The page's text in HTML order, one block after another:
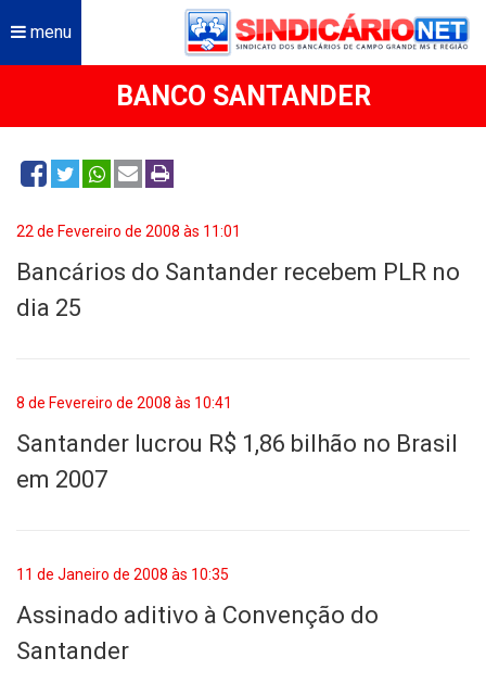
menu
BANCO SANTANDER
22 de Fevereiro de 2008 às 11:01
Bancários do Santander recebem PLR no
dia 25
8 de Fevereiro de 2008 às 10:41
Santander lucrou R$ 1,86 bilhão no Brasil
em 2007
11 de Janeiro de 2008 às 10:35
Assinado aditivo à Convenção do
Santander